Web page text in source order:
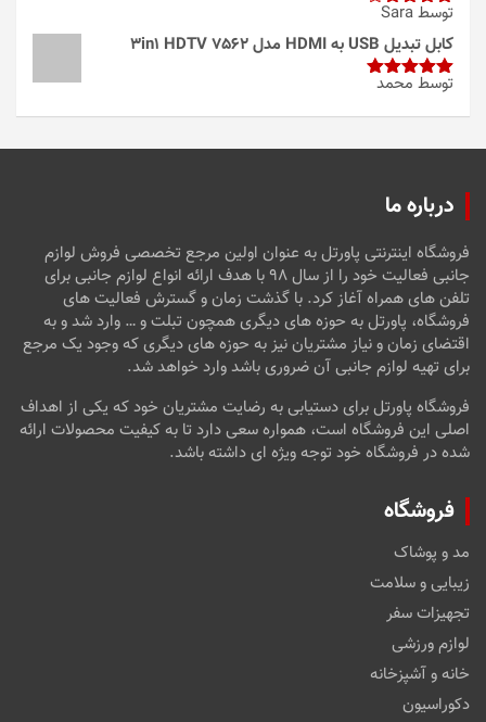
امتیاز4
از 5
توسط Sara
کابل تبدیل USB به HDMI مدل 3in1 HDTV 7562
امتیاز5از
توسط محمد
درباره ما
فروشگاه اینترنتی پاورتل به عنوان اولین مرجع تخصصی فروش لوازم
جانبی فعالیت خود را از سال ۹۸ با هدف ارائه انواع لوازم جانبی برای
تلفن های همراه آغاز کرد. با گذشت زمان و گسترش فعالیت های
فروشگاه، پاورتل به حوزه های دیگری همچون تبلت و … وارد شد و به
اقتضای زمان و نیاز مشتریان نیز به حوزه های دیگری که وجود یک مرجع
برای تهیه لوازم جانبی آن ضروری باشد وارد خواهد شد.
فروشگاه پاورتل برای دستیابی به رضایت مشتریان خود که یکی از اهداف
اصلی این فروشگاه است، همواره سعی دارد تا به کیفیت محصولات ارائه
شده در فروشگاه خود توجه ویژه ای داشته باشد.
فروشگاه
مد و پوشاک
زیبایی و سلامت
تجهیزات سفر
لوازم ورزشی
خانه و آشپزخانه
دکوراسیون